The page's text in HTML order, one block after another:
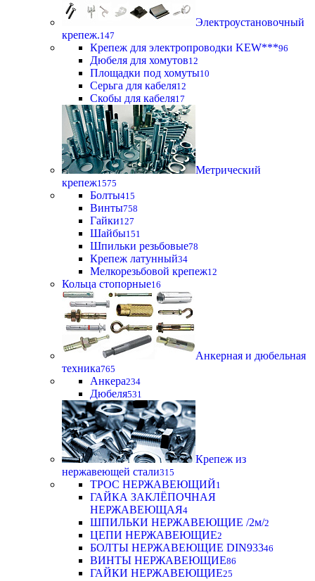
Электроустановочный
крепеж.147
Крепеж для электропроводки KEW***96
Дюбеля для хомутов12
Площадки под хомуты10
Серьга для кабеля12
Скобы для кабеля17
Метрический
крепеж1575
Болты415
Винты758
Гайки127
Шайбы151
Шпильки резьбовые78
Крепеж латунный34
Мелкорезьбовой крепеж12
Кольца стопорные16
Анкерная и дюбельная
техника765
Анкера234
Дюбеля531
Крепеж из
нержавеющей стали315
ТРОС НЕРЖАВЕЮЩИЙ1
ГАЙКА ЗАКЛЁПОЧНАЯ
НЕРЖАВЕЮЩАЯ4
ШПИЛЬКИ НЕРЖАВЕЮЩИЕ /2м/2
ЦЕПИ НЕРЖАВЕЮЩИЕ2
БОЛТЫ НЕРЖАВЕЮЩИЕ DIN93346
ВИНТЫ НЕРЖАВЕЮЩИЕ86
ГАЙКИ НЕРЖАВЕЮЩИЕ25